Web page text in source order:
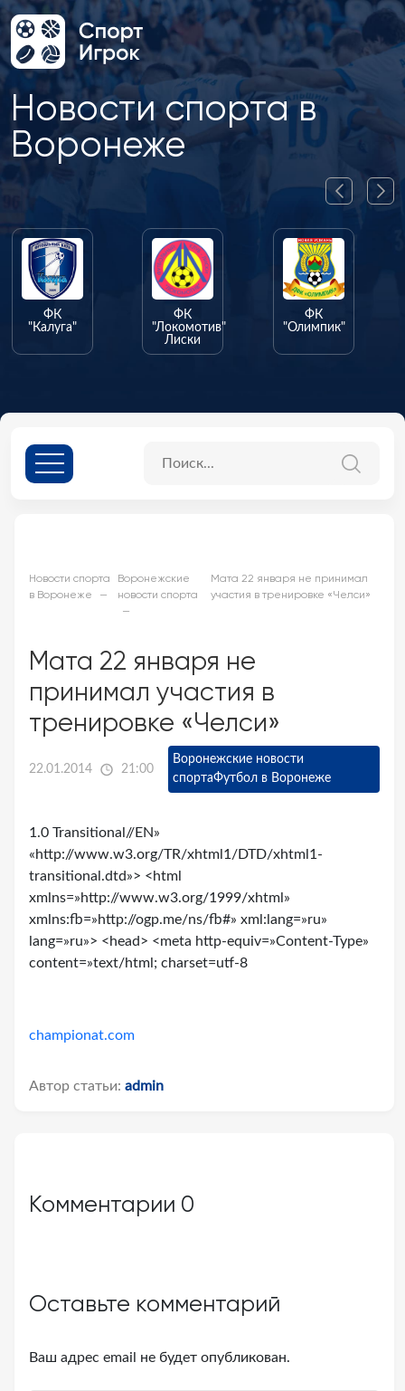
Новости спорта в
Воронеже
ФК
"Калуга"
ФК
"Локомотив"
Лиски
ФК
"Олимпик"
Новости спорта
в Воронеже
Воронежские
новости спорта
Мата 22 января не принимал
участия в тренировке «Челси»
Мата 22 января не
принимал участия в
тренировке «Челси»
22.01.2014 21:00
Воронежские новости
спортаФутбол в Воронеже
1.0 Transitional//EN»
«http://www.w3.org/TR/xhtml1/DTD/xhtml1-
transitional.dtd»> <html
xmlns=»http://www.w3.org/1999/xhtml»
xmlns:fb=»http://ogp.me/ns/fb#» xml:lang=»ru»
lang=»ru»> <head> <meta http-equiv=»Content-Type»
content=»text/html; charset=utf-8
championat.com
Автор статьи: admin
Комментарии 0
Оставьте комментарий
Ваш адрес email не будет опубликован.